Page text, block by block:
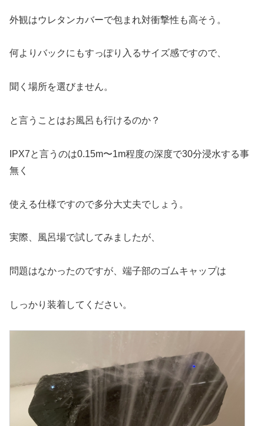
外観はウレタンカバーで包まれ対衝撃性も高そう。
何よりバックにもすっぽり入るサイズ感ですので、
聞く場所を選びません。
と言うことはお風呂も行けるのか？
IPX7と言うのは0.15m〜1m程度の深度で30分浸水する事
無く
使える仕様ですので多分大丈夫でしょう。
実際、風呂場で試してみましたが、
問題はなかったのですが、端子部のゴムキャップは
しっかり装着してください。